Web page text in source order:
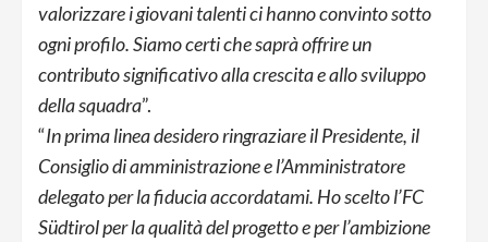
valorizzare i giovani talenti ci hanno convinto sotto
ogni profilo. Siamo certi che saprà offrire un
contributo significativo alla crescita e allo sviluppo
della squadra”.
“In prima linea desidero ringraziare il Presidente, il
Consiglio di amministrazione e l’Amministratore
delegato per la fiducia accordatami. Ho scelto l’FC
Südtirol per la qualità del progetto e per l’ambizione